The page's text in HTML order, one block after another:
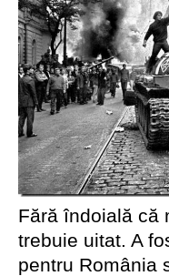
Fără îndoială că
trebuie uitat. A
pentru România